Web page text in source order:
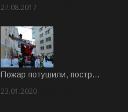
27.08.2017
Пожар потушили, постр…
23.01.2020